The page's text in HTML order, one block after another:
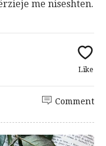
me niseshten.
Like
Comment